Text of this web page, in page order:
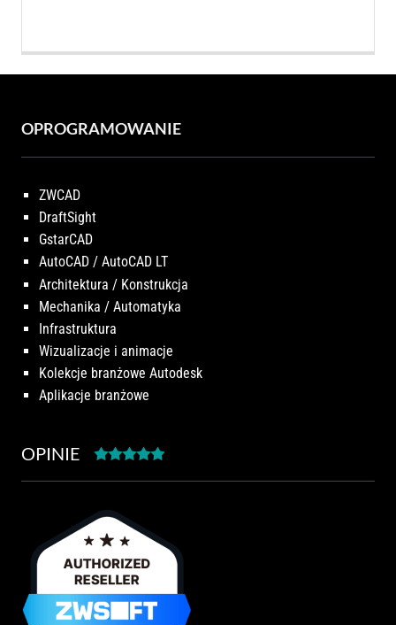
OPROGRAMOWANIE
ZWCAD
DraftSight
GstarCAD
AutoCAD / AutoCAD LT
Architektura / Konstrukcja
Mechanika / Automatyka
Infrastruktura
Wizualizacje i animacje
Kolekcje branżowe Autodesk
Aplikacje branżowe
OPINIE